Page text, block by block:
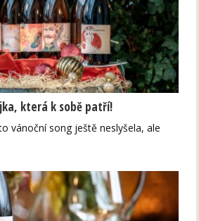
která k sobě patří!
vánoční song ještě neslyšela, ale